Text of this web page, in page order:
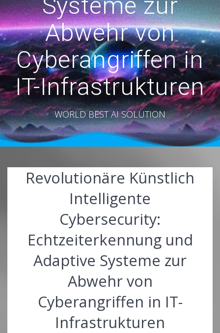
Abwehr von
Cyberangriffen in
IT-Infrastrukturen
WORLD BEST AI SOLUTION
Revolutionäre Künstlich
Intelligente
Cybersecurity:
Echtzeiterkennung und
Adaptive Systeme zur
Abwehr von
Cyberangriffen in IT-
Infrastrukturen